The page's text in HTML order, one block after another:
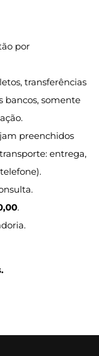
por
transferências
bancos, somente
preenchidos
entrega,
.